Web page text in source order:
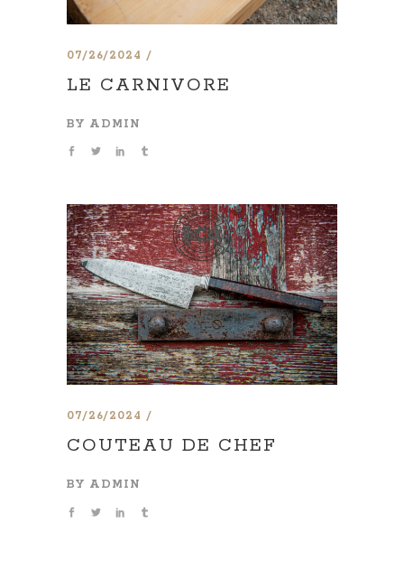
07/26/2024
LE CARNIVORE
BY ADMIN
07/26/2024
COUTEAU DE CHEF
BY ADMIN